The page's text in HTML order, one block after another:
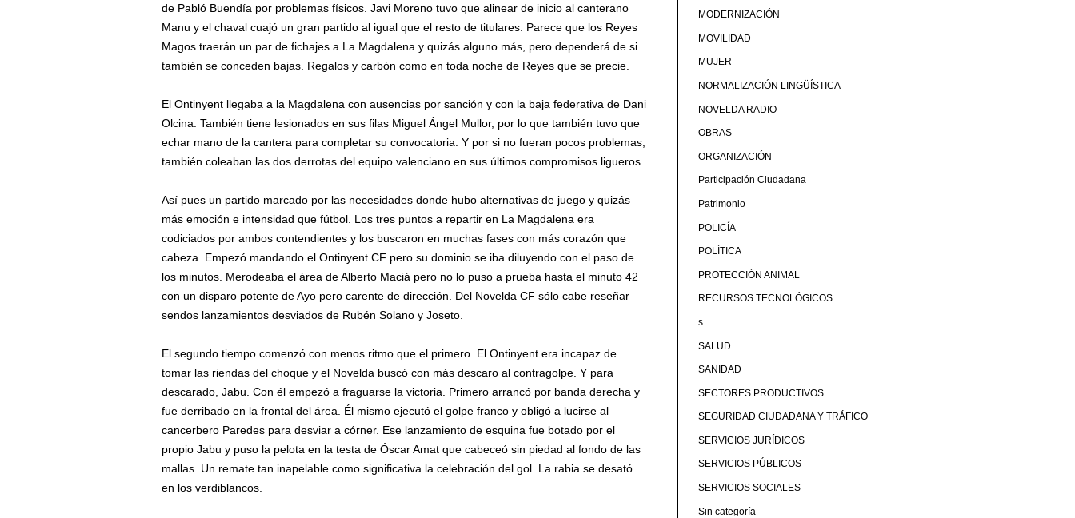
de Pabló Buendía por problemas físicos. Javi Moreno tuvo que alinear de inicio al canterano
Manu y el chaval cuajó un gran partido al igual que el resto de titulares. Parece que los Reyes
Magos traerán un par de fichajes a La Magdalena y quizás alguno más, pero dependerá de si
también se conceden bajas. Regalos y carbón como en toda noche de Reyes que se precie.
El Ontinyent llegaba a la Magdalena con ausencias por sanción y con la baja federativa de Dani
Olcina. También tiene lesionados en sus filas Miguel Ángel Mullor, por lo que también tuvo que
echar mano de la cantera para completar su convocatoria. Y por si no fueran pocos problemas,
también coleaban las dos derrotas del equipo valenciano en sus últimos compromisos ligueros.
Así pues un partido marcado por las necesidades donde hubo alternativas de juego y quizás
más emoción e intensidad que fútbol. Los tres puntos a repartir en La Magdalena era
codiciados por ambos contendientes y los buscaron en muchas fases con más corazón que
cabeza. Empezó mandando el Ontinyent CF pero su dominio se iba diluyendo con el paso de
los minutos. Merodeaba el área de Alberto Maciá pero no lo puso a prueba hasta el minuto 42
con un disparo potente de Ayo pero carente de dirección. Del Novelda CF sólo cabe reseñar
sendos lanzamientos desviados de Rubén Solano y Joseto.
El segundo tiempo comenzó con menos ritmo que el primero. El Ontinyent era incapaz de
tomar las riendas del choque y el Novelda buscó con más descaro al contragolpe. Y para
descarado, Jabu. Con él empezó a fraguarse la victoria. Primero arrancó por banda derecha y
fue derribado en la frontal del área. Él mismo ejecutó el golpe franco y obligó a lucirse al
cancerbero Paredes para desviar a córner. Ese lanzamiento de esquina fue botado por el
propio Jabu y puso la pelota en la testa de Óscar Amat que cabeceó sin piedad al fondo de las
mallas. Un remate tan inapelable como significativa la celebración del gol. La rabia se desató
en los verdiblancos.
MODERNIZACIÓN
MOVILIDAD
MUJER
NORMALIZACIÓN LINGÜÍSTICA
NOVELDA RADIO
OBRAS
ORGANIZACIÓN
Participación Ciudadana
Patrimonio
POLICÍA
POLÍTICA
PROTECCIÓN ANIMAL
RECURSOS TECNOLÓGICOS
s
SALUD
SANIDAD
SECTORES PRODUCTIVOS
SEGURIDAD CIUDADANA Y TRÁFICO
SERVICIOS JURÍDICOS
SERVICIOS PÚBLICOS
SERVICIOS SOCIALES
Sin categoría